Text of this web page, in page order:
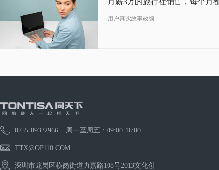
用户真实故事改编
0755-89332966 周一至周五：09:00-18:00
TTX@OP110.COM
深圳市龙岗区横岗街道力嘉路108号2013文化创